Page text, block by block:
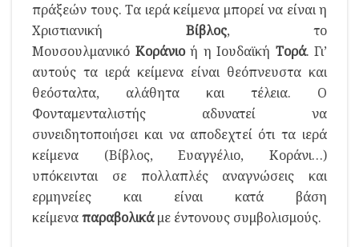
πράξεών τους. Τα ιερά κείμενα μπορεί να είναι η
Χριστιανική Βίβλος, το
Μουσουλμανικό Κοράνιοή η Ιουδαϊκή Τορά. Γι’
αυτούς τα ιερά κείμενα είναι θεόπνευστα και
θεόσταλτα, αλάθητα και τέλεια. Ο
Φονταμενταλιστής αδυνατεί να
συνειδητοποιήσει και να αποδεχτεί ότι τα ιερά
κείμενα (Βίβλος, Ευαγγέλιο, Κοράνι…)
υπόκεινται σε πολλαπλές αναγνώσεις και
ερμηνείες και είναι κατά βάση
κείμεναπαραβολικάμε έντονους συμβολισμούς.